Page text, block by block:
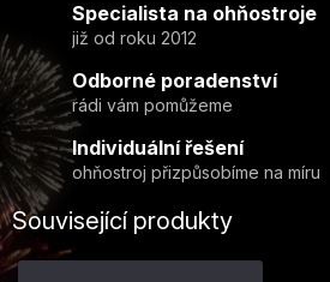
Specialista na ohňostroje
již od roku 2012
Odborné poradenství
rádi vám pomůžeme
Individuální řešení
ohňostroj přizpůsobíme na míru
Související produkty